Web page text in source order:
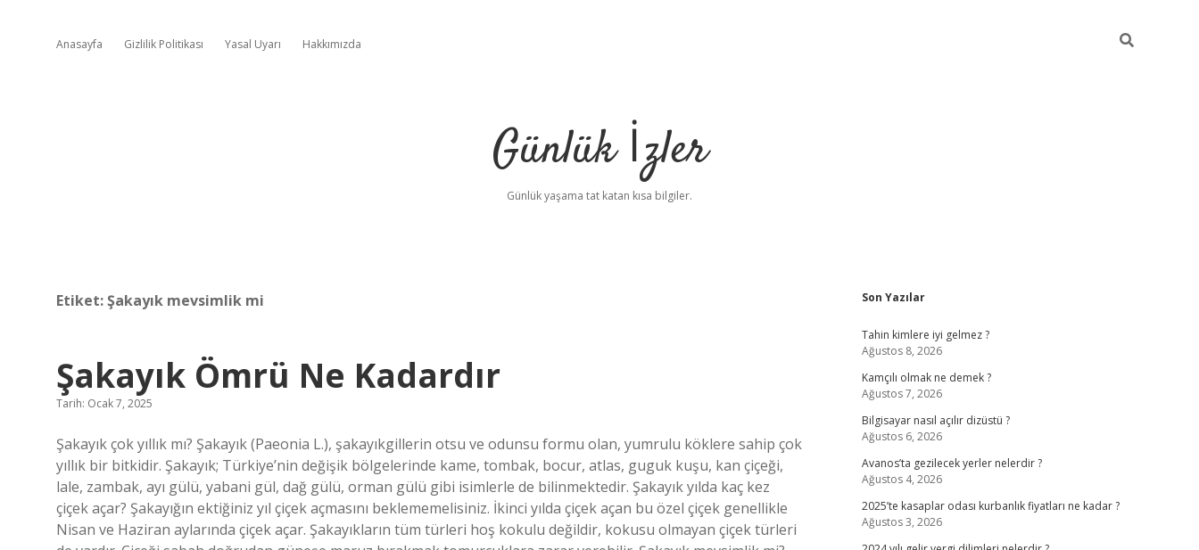
Anasayfa Gizlilik Politikası Yasal Uyarı Hakkımızda
Günlük İzler
Günlük yaşama tat katan kısa bilgiler.
Etiket:Şakayık mevsimlik mi
Şakayık Ömrü Ne Kadardır
Tarih: Ocak 7, 2025
Şakayık çok yıllık mı? Şakayık (Paeonia L.), şakayıkgillerin otsu ve odunsu formu olan, yumrulu köklere sahip çok
yıllık bir bitkidir. Şakayık; Türkiye’nin değişik bölgelerinde kame, tombak, bocur, atlas, guguk kuşu, kan çiçeği,
lale, zambak, ayı gülü, yabani gül, dağ gülü, orman gülü gibi isimlerle de bilinmektedir. Şakayık yılda kaç kez
çiçek açar? Şakayığın ektiğiniz yıl çiçek açmasını beklememelisiniz. İkinci yılda çiçek açan bu özel çiçek genellikle
Nisan ve Haziran aylarında çiçek açar. Şakayıkların tüm türleri hoş kokulu değildir, kokusu olmayan çiçek türleri
Sidebar
Son Yazılar
Tahin kimlere iyi gelmez ?
Ağustos 8, 2026
Kamçılı olmak ne demek ?
Ağustos 7, 2026
Bilgisayar nasıl açılır dizüstü ?
Ağustos 6, 2026
Avanos’ta gezilecek yerler nelerdir ?
Ağustos 4, 2026
2025’te kasaplar odası kurbanlık fiyatları ne kadar ?
Ağustos 3, 2026